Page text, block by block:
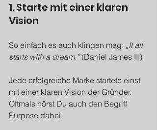
1. Starte mit einer klaren
Vision
So einfach es auch klingen mag: „It all
starts with a dream.” (Daniel James III)
Jede erfolgreiche Marke startete einst
mit einer klaren Vision der Gründer.
Oftmals hörst Du auch den Begriff
Purpose dabei.